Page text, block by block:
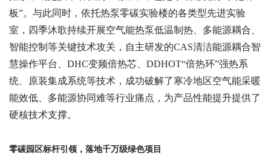
板”。与此同时，依托热泵零碳实验楼的各类型先进实验
室，四季沐歌持续开展空气能热泵低温制热、多能源耦合、
智能控制等关键技术攻关，自主研发的CAS清洁能源耦合智
慧操作平台、DHC变频倍热芯、DDHOT“倍热环”强热系
统、原装集成系统等技术，成功破解了寒冷地区空气能采暖
能效低、多能源协同难等行业痛点，为产品性能提升提供了
硬核技术支撑。
零碳园区标杆引领，落地千万级绿色项目